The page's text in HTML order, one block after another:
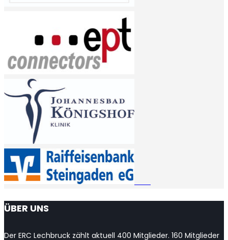
ÜBER UNS
Der ERC Lechbruck zählt aktuell 400 Mitglieder. 160 Mitglieder